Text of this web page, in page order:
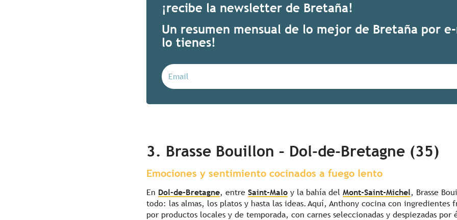
¡recibe la newsletter de Bretaña!
Un resumen mensual de lo mejor de Bretaña por
lo tienes!
3. Brasse Bouillon – Dol-de-Bretagne (35)
Emociones y sentimiento cocinados a fuego lento
En Dol-de-Bretagne, entre Saint-Malo y la bahía del Mont-Saint-Michel, Brasse
todo: las almas, los platos y hasta las ideas. Aquí, Anthony cocina con ingredientes
por productos locales y de temporada, con carnes seleccionadas y despiezadas por